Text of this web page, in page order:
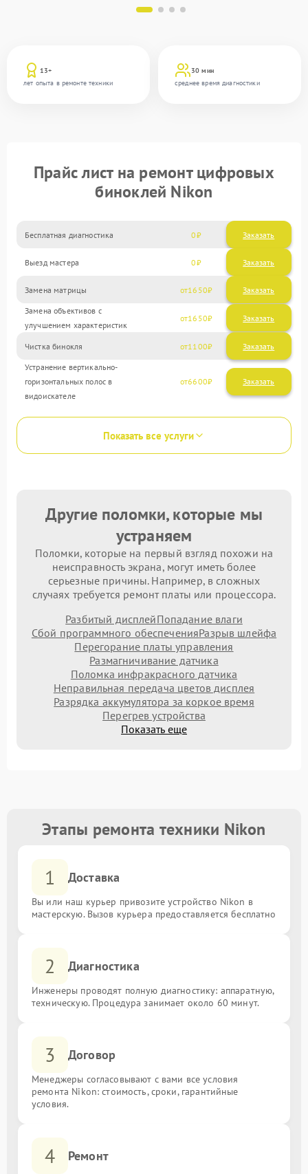
13+
лет опыта в ремонте техники
30 мин
среднее время диагностики
Прайс лист на ремонт цифровых
биноклей Nikon
Бесплатная диагностика 0 Заказать
Выезд мастера 0 Заказать
Замена матрицы 1650
Замена объективов с
улучшением характеристик
1650
Чистка бинокля 1100
Устранение вертикально-
горизонтальных полос в
видоискателе
6600
Показать все услуги
Другие поломки, которые мы
устраняем
Поломки, которые на первый взгляд похожи на
неисправность экрана, могут иметь более
серьезные причины. Например, в сложных
случаях требуется ремонт платы или процессора.
Разбитый дисплейПопадание влаги
Сбой программного обеспеченияРазрыв шлейфа
Перегорание платы управления
Размагничивание датчика
Поломка инфракрасного датчика
Неправильная передача цветов дисплея
Разрядка аккумулятора за коркое время
Перегрев устройства
Показать еще
Этапы ремонта техники Nikon
1 Доставка
Вы или наш курьер привозите устройство Nikon в
мастерскую. Вызов курьера предоставляется бесплатно
2 Диагностика
Инженеры проводят полную диагностику: аппаратную,
техническую. Процедура занимает около 60 минут.
3 Договор
Менеджеры согласовывают с вами все условия
ремонта Nikon: стоимость, сроки, гарантийные
условия.
4 Ремонт